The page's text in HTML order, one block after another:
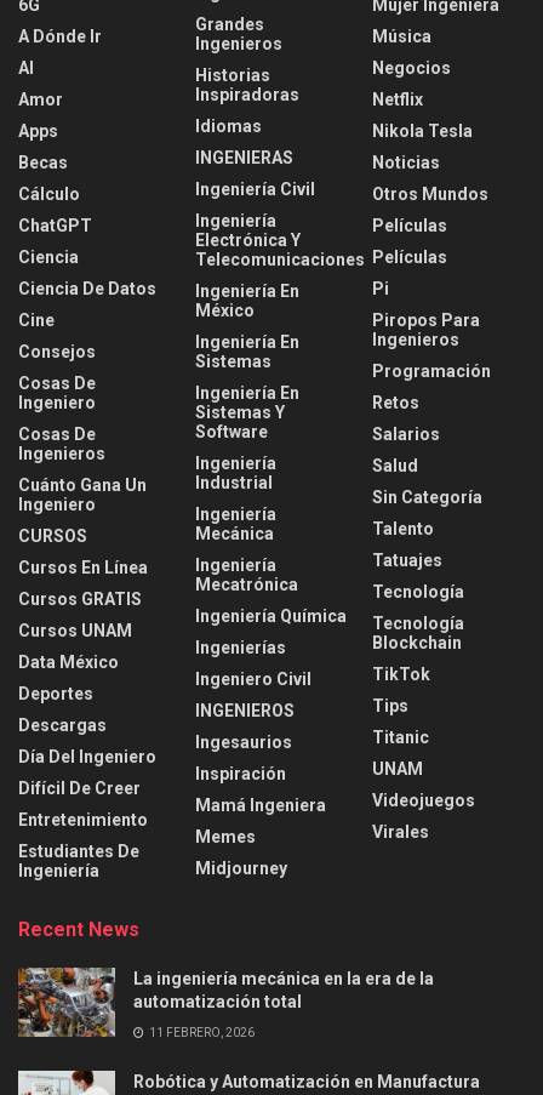
6G
A Dónde Ir
AI
Amor
Apps
Becas
Cálculo
ChatGPT
Ciencia
Ciencia De Datos
Cine
Consejos
Cosas De
Ingeniero
Cosas De
Ingenieros
Cuánto Gana Un
Ingeniero
CURSOS
Cursos En Línea
Cursos GRATIS
Cursos UNAM
Data México
Deportes
Descargas
Día Del Ingeniero
Difícil De Creer
Entretenimiento
Estudiantes De
Ingeniería
Grandes
Ingenieros
Historias
Inspiradoras
Idiomas
INGENIERAS
Ingeniería Civil
Ingeniería
Electrónica Y
Telecomunicaciones
Ingeniería En
México
Ingeniería En
Sistemas
Ingeniería En
Sistemas Y
Software
Ingeniería
Industrial
Ingeniería
Mecánica
Ingeniería
Mecatrónica
Ingeniería Química
Ingenierías
Ingeniero Civil
INGENIEROS
Ingesaurios
Inspiración
Mamá Ingeniera
Memes
Midjourney
Mujer Ingeniera
Música
Negocios
Netflix
Nikola Tesla
Noticias
Otros Mundos
Películas
Películas
Pi
Piropos Para
Ingenieros
Programación
Retos
Salarios
Salud
Sin Categoría
Talento
Tatuajes
Tecnología
Tecnología
Blockchain
TikTok
Tips
Titanic
UNAM
Videojuegos
Virales
Recent News
La ingeniería mecánica en la era de la
automatización total
11 FEBRERO, 2026
Robótica y Automatización en Manufactura